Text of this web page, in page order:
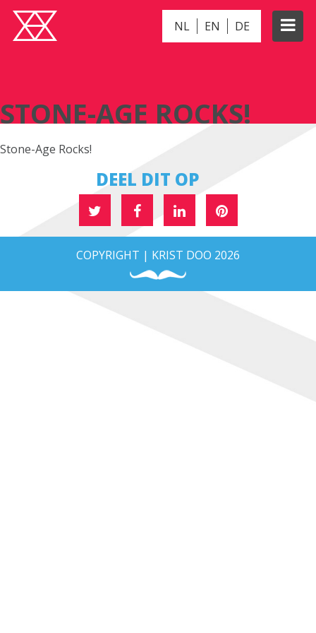
NL EN DE
STONE-AGE ROCKS!
Stone-Age Rocks!
DEEL DIT OP
COPYRIGHT | KRIST DOO 2026